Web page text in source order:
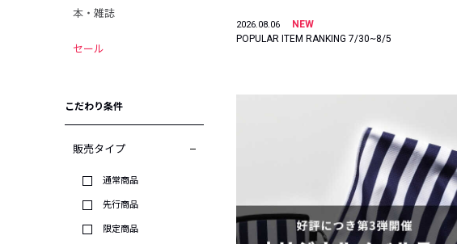
本・雑誌
セール
こだわり条件
販売タイプ
通常商品
先行商品
限定商品
2026.08.06
NEW
POPULAR ITEM RANKING 7/30~8/5